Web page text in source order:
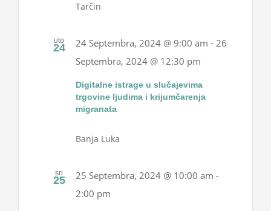
Tarčin
uto
24
Digitalne istrage u slučajevima
trgovine ljudima i krijumčarenja
migranata
24 Septembra, 2024 @ 9:00 am -26
Septembra, 2024 @ 12:30 pm
Banja Luka
sri
25 25 Septembra, 2024 @ 10:00 am -
2:00 pm